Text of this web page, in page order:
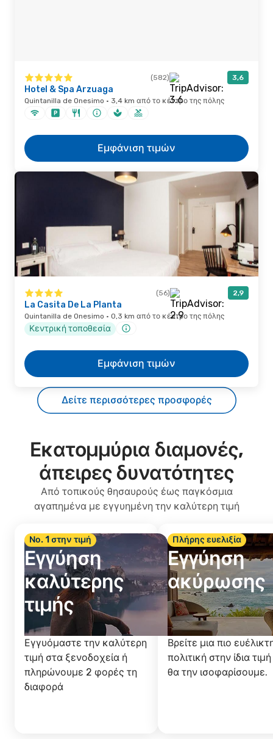
(582) 3,6
Hotel & Spa Arzuaga
Quintanilla de Onesimo · 3,4 km από το κέντρο της πόλης
Εμφάνιση τιμών
(56) 2,9
La Casita De La Planta
Quintanilla de Onesimo · 0,3 km από το κέντρο της πόλης
Κεντρική τοποθεσία
Εμφάνιση τιμών
Δείτε περισσότερες προσφορές
Εκατομμύρια διαμονές,
άπειρες δυνατότητες
Από τοπικούς θησαυρούς έως παγκόσμια
αγαπημένα με εγγυημένη την καλύτερη τιμή
Νο. 1 στην τιμή
Εγγύηση
καλύτερης
τιμής
Εγγυόμαστε την καλύτερη
τιμή στα ξενοδοχεία ή
πληρώνουμε 2 φορές τη
διαφορά
Πλήρης ευελιξία
Εγγύηση
ακύρωσης
Βρείτε μια πιο
πολιτική στην ίδια
θα την ισοφαρίσουμε.